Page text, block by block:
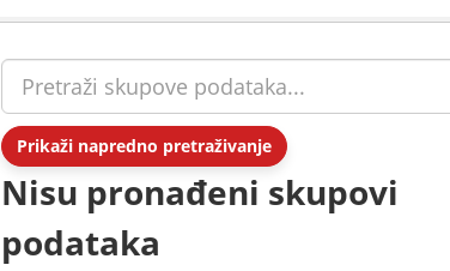
Prikaži napredno pretraživanje
Nisu pronađeni skupovi
podataka